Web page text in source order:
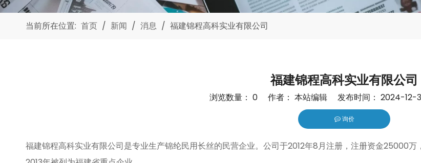
当前所在位置: 首页 / 新闻 / 消息 / 福建锦程高科实业有限公司
福建锦程高科实业有限公司
浏览数量： 0作者： 本站编辑 发布时间： 2024-12-
询价
["facebook","twitter","line","wechat","linkedin","pinterest","whatsapp","kakao","snapchat","telegram"]
福建锦程高科实业有限公司是专业生产锦纶民用长丝的民营企业。公司于2012年8月注册，注册资金25000万